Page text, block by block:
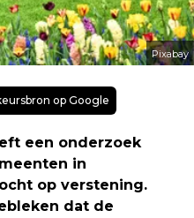
Pixabay
op Google
een onderzoek
in
op verstening.
dat de